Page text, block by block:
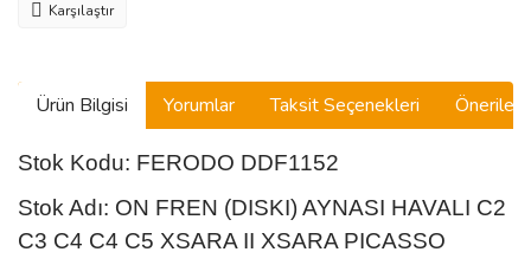
Karşılaştır
Ürün Bilgisi Yorumlar Taksit Seçenekleri
Stok Kodu: FERODO DDF1152
Stok Adı: ON FREN (DISKI) AYNASI HAVALI C2
C3 C4 C4 C5 XSARA II XSARA PICASSO